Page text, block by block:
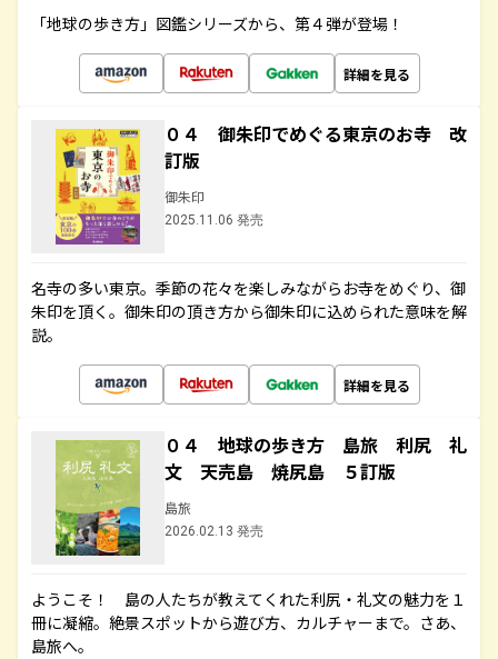
「地球の歩き方」図鑑シリーズから、第４弾が登場！
詳細を見る
０４ 御朱印でめぐる東京のお寺 改
訂版
御朱印
2025.11.06 発売
名寺の多い東京。季節の花々を楽しみながらお寺をめぐり、御
朱印を頂く。御朱印の頂き方から御朱印に込められた意味を解
説。
詳細を見る
０４ 地球の歩き方 島旅 利尻 礼
文 天売島 焼尻島 ５訂版
島旅
2026.02.13 発売
ようこそ！ 島の人たちが教えてくれた利尻・礼文の魅力を１
冊に凝縮。絶景スポットから遊び方、カルチャーまで。さあ、
島旅へ。